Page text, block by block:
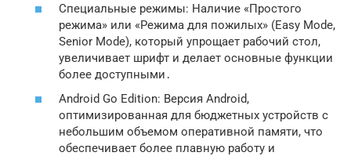
Специальные режимы: Наличие «Простого
режима» или «Режима для пожилых» (Easy Mode,
Senior Mode), который упрощает рабочий стол,
увеличивает шрифт и делает основные функции
более доступными․
Android Go Edition: Версия Android,
оптимизированная для бюджетных устройств с
небольшим объемом оперативной памяти, что
обеспечивает более плавную работу и